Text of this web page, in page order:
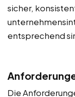
sicher,
entsprechend
Die